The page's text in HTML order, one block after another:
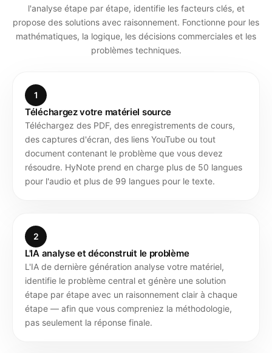
l'analyse étape par étape, identifie les facteurs clés, et
propose des solutions avec raisonnement. Fonctionne pour les
mathématiques, la logique, les décisions commerciales et les
problèmes techniques.
1
Téléchargez votre matériel source
Téléchargez des PDF, des enregistrements de cours,
des captures d'écran, des liens YouTube ou tout
document contenant le problème que vous devez
résoudre. HyNote prend en charge plus de 50 langues
pour l'audio et plus de 99 langues pour le texte.
2
L'IA analyse et déconstruit le problème
L'IA de dernière génération analyse votre matériel,
identifie le problème central et génère une solution
étape par étape avec un raisonnement clair à chaque
étape — afin que vous compreniez la méthodologie,
pas seulement la réponse finale.